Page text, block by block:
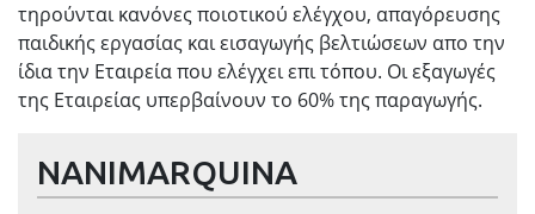
τηρούνται κανόνες ποιοτικού ελέγχου, απαγόρευσης
παιδικής εργασίας και εισαγωγής βελτιώσεων απο την
ίδια την Εταιρεία που ελέγχει επι τόπου. Οι εξαγωγές
της Εταιρείας υπερβαίνουν το 60% της παραγωγής.
NANIMARQUINA